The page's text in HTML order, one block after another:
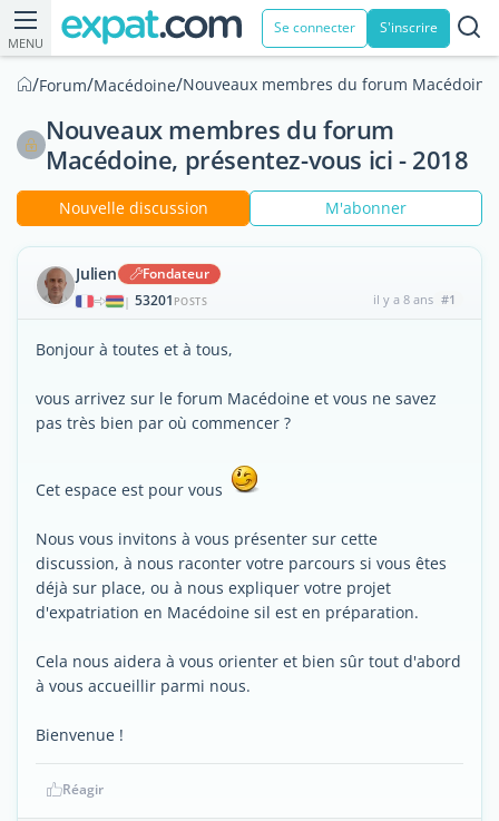
MENU
Se connecter S'inscrire
/Forum/Macédoine/Nouveaux membres du forum
Nouveaux membres du forum
Macédoine, présentez-vous ici - 2018
Nouvelle discussion M'abonner
Julien Fondateur
| 53201 POSTS il y a 8 ans #1
Bonjour à toutes et à tous,
vous arrivez sur le forum Macédoine et vous ne savez
pas très bien par où commencer ?
Cet espace est pour vous
Nous vous invitons à vous présenter sur cette
discussion, à nous raconter votre parcours si vous êtes
déjà sur place, ou à nous expliquer votre projet
d'expatriation en Macédoine sil est en préparation.
Cela nous aidera à vous orienter et bien sûr tout d'abord
à vous accueillir parmi nous.
Bienvenue !
Réagir